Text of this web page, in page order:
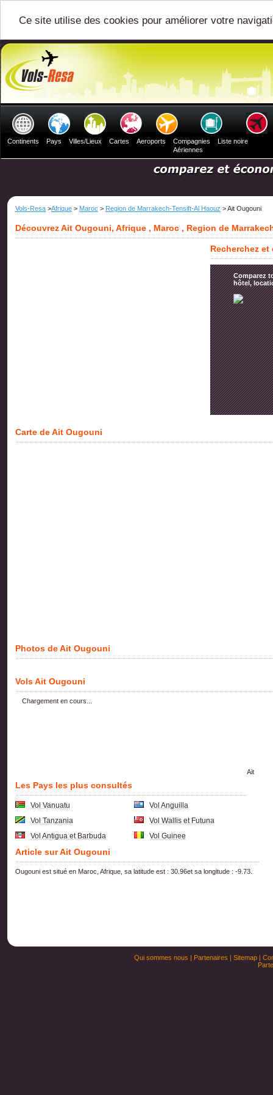
Ce site utilise des cookies pour améliorer votre
Continents Pays Villes/Lieux Cartes Aeroports
Compagnies
Aériennes
Liste noire
Vols-Resa >Afrique > Maroc > Region de Marrakech-Tensift-Al Haouz > Ait Ougouni
Découvrez Ait Ougouni, Afrique , Maroc , Region de
Recherchez
Comparez
hôtel,
Carte de Ait Ougouni
Photos de Ait Ougouni
Vols Ait Ougouni
Chargement en cours...
Les Pays les plus consultés
Vol Vanuatu
Vol Anguilla
Vol Tanzania
Vol Wallis et Futuna
Vol Antigua et Barbuda
Vol Guinee
Article sur Ait Ougouni
Ait
Ougouni est situé en Maroc, Afrique, sa latitude est : 30.96et sa longitude : -9.73.
Qui sommes nous | Partenaires | Sitemap|